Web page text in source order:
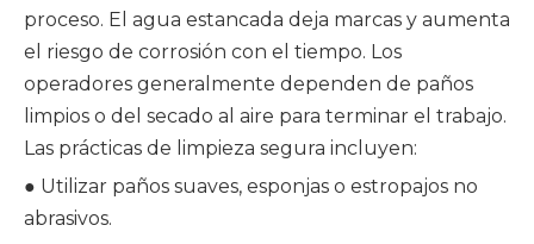
proceso. El agua estancada deja marcas y aumenta
el riesgo de corrosión con el tiempo. Los
operadores generalmente dependen de paños
limpios o del secado al aire para terminar el trabajo.
Las prácticas de limpieza segura incluyen:
● Utilizar paños suaves, esponjas o estropajos no
abrasivos.